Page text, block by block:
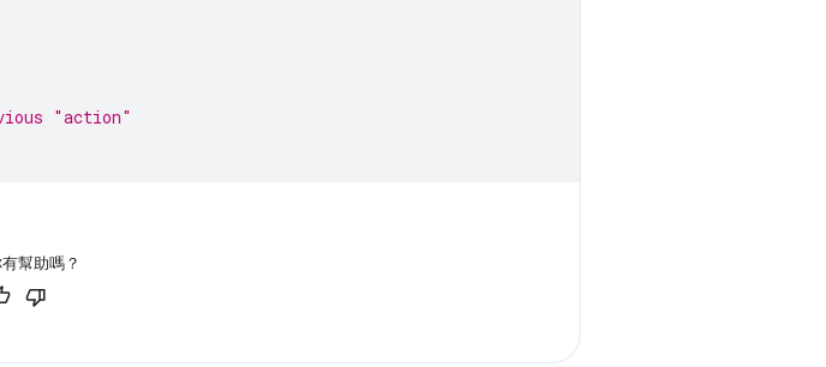
"action"
幫助嗎？